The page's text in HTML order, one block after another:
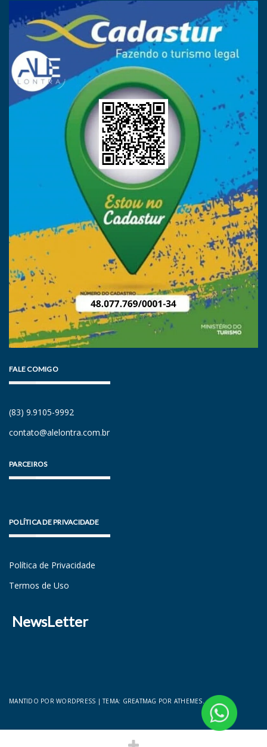
FALE COMIGO
(83) 9.9105-9992
contato@alelontra.com.br
PARCEIROS
POLÍTICA DE PRIVACIDADE
Política de Privacidade
Termos de Uso
NewsLetter
MANTIDO POR WORDPRESS |TEMA: GREATMAG POR ATHEMES.